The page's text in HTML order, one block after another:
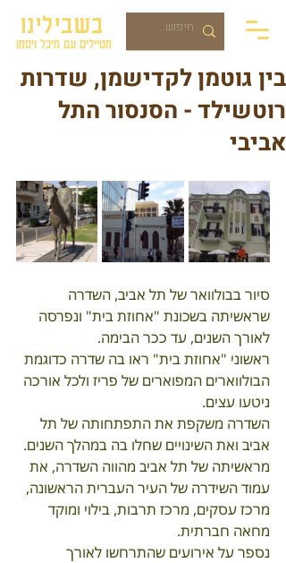
בשבילינו
מטיילים עם מיכל ויסמן
בין גוטמן לקדישמן, שדרות
רוטשילד - הסנסור התל
אביבי
סיור בבולוואר של תל אביב, השדרה
שראשיתה בשכונת "אחוזת בית" ונפרסה
לאורך השנים, עד ככר הבימה.
ראשוני "אחוזת בית" ראו בה שדרה כדוגמת
הבולווארים המפוארים של פריז ולכל אורכה
ניטעו עצים.
השדרה משקפת את התפתחותה של תל
אביב ואת השינויים שחלו בה במהלך השנים.
מראשיתה של תל אביב מהווה השדרה, את
עמוד השידרה של העיר העברית הראשונה,
מרכז עסקים, מרכז תרבות, בילוי ומוקד
מחאה חברתית.
נספר על אירועים שהתרחשו לאורך